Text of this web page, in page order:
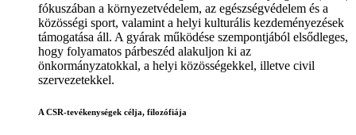
fókuszában a környezetvédelem, az egészségvédelem és a
közösségi sport, valamint a helyi kulturális kezdeményezések
támogatása áll. A gyárak működése szempontjából elsődleges,
hogy folyamatos párbeszéd alakuljon ki az
önkormányzatokkal, a helyi közösségekkel, illetve civil
szervezetekkel.
A CSR-tevékenységek célja, filozófiája